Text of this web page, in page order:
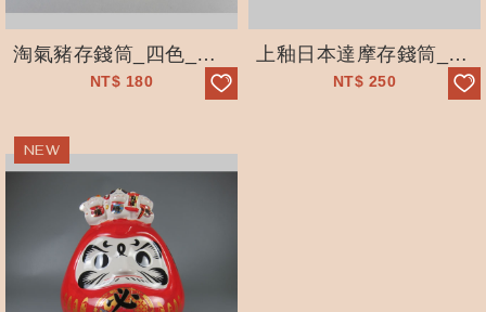
淘氣豬存錢筒_四色_白_藍_黃_粉紅_儲蓄_私房錢
NT$ 180
上釉日本達摩存錢筒_買十個送一個白坯_收藏_許願_福氣不倒翁
NT$ 250